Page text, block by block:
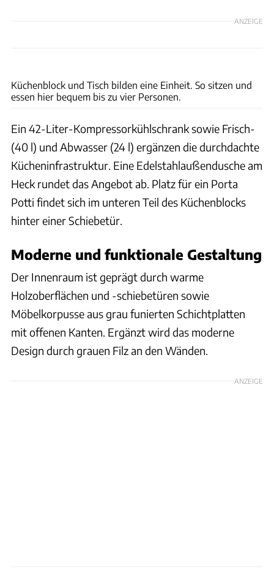
ANZEIGE
Küchenblock und Tisch bilden eine Einheit. So sitzen und
essen hier bequem bis zu vier Personen.
Ein 42-Liter-Kompressorkühlschrank sowie Frisch-
(40 l) und Abwasser (24 l) ergänzen die durchdachte
Kücheninfrastruktur. Eine Edelstahlaußendusche am
Heck rundet das Angebot ab. Platz für ein Porta
Potti findet sich im unteren Teil des Küchenblocks
hinter einer Schiebetür.
Moderne und funktionale Gestaltung
Der Innenraum ist geprägt durch warme
Holzoberflächen und -schiebetüren sowie
Möbelkorpusse aus grau funierten Schichtplatten
mit offenen Kanten. Ergänzt wird das moderne
Design durch grauen Filz an den Wänden.
ANZEIGE